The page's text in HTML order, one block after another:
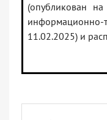
(опубликован
11.02.2025) и